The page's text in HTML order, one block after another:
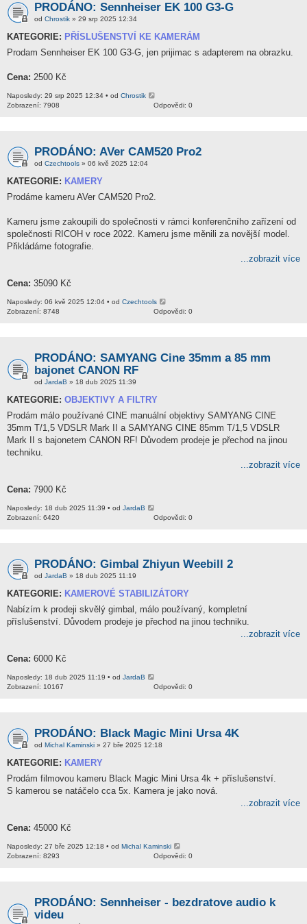
PRODÁNO: Sennheiser EK 100 G3-G
od Chrostik » 29 srp 2025 12:34
KATEGORIE: PŘÍSLUŠENSTVÍ KE KAMERÁM
Prodam Sennheiser EK 100 G3-G, jen prijimac s adapterem na obrazku.
Cena: 2500 Kč
Naposledy: 29 srp 2025 12:34 • od Chrostik
Odpovědi: 0
Zobrazení: 7908
PRODÁNO: AVer CAM520 Pro2
od Czechtools » 06 kvě 2025 12:04
KATEGORIE: KAMERY
Prodáme kameru AVer CAM520 Pro2.
Kameru jsme zakoupili do společnosti v rámci konferenčního zařízení od
společnosti RICOH v roce 2022. Kameru jsme měnili za novější model.
Přikládáme fotografie.
...zobrazit více
Cena: 35090 Kč
Naposledy: 06 kvě 2025 12:04 • od Czechtools
Odpovědi: 0
Zobrazení: 8748
PRODÁNO: SAMYANG Cine 35mm a 85 mm
bajonet CANON RF
od JardaB » 18 dub 2025 11:39
KATEGORIE: OBJEKTIVY A FILTRY
Prodám málo používané CINE manuální objektivy SAMYANG CINE
35mm T/1,5 VDSLR Mark II a SAMYANG CINE 85mm T/1,5 VDSLR
Mark II s bajonetem CANON RF! Důvodem prodeje je přechod na jinou
techniku.
...zobrazit více
Cena: 7900 Kč
Naposledy: 18 dub 2025 11:39 • od JardaB
Odpovědi: 0
Zobrazení: 6420
PRODÁNO: Gimbal Zhiyun Weebill 2
od JardaB » 18 dub 2025 11:19
KATEGORIE: KAMEROVÉ STABILIZÁTORY
Nabízím k prodeji skvělý gimbal, málo používaný, kompletní
příslušenství. Důvodem prodeje je přechod na jinou techniku.
...zobrazit více
Cena: 6000 Kč
Naposledy: 18 dub 2025 11:19 • od JardaB
Odpovědi: 0
Zobrazení: 10167
PRODÁNO: Black Magic Mini Ursa 4K
od Michal Kaminski » 27 bře 2025 12:18
KATEGORIE: KAMERY
Prodám filmovou kameru Black Magic Mini Ursa 4k + příslušenství.
S kamerou se natáčelo cca 5x. Kamera je jako nová.
...zobrazit více
Cena: 45000 Kč
Naposledy: 27 bře 2025 12:18 • od Michal Kaminski
Odpovědi: 0
Zobrazení: 8293
PRODÁNO: Sennheiser - bezdratove audio k
videu